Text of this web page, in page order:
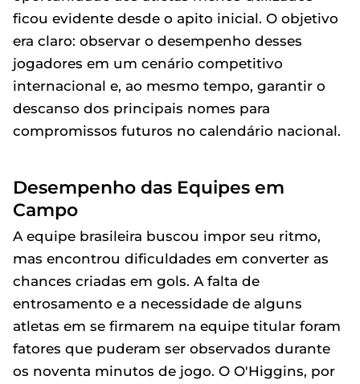
ficou evidente desde o apito inicial. O objetivo
era claro: observar o desempenho desses
jogadores em um cenário competitivo
internacional e, ao mesmo tempo, garantir o
descanso dos principais nomes para
compromissos futuros no calendário nacional.
Desempenho das Equipes em
Campo
A equipe brasileira buscou impor seu ritmo,
mas encontrou dificuldades em converter as
chances criadas em gols. A falta de
entrosamento e a necessidade de alguns
atletas em se firmarem na equipe titular foram
fatores que puderam ser observados durante
os noventa minutos de jogo. O O'Higgins, por